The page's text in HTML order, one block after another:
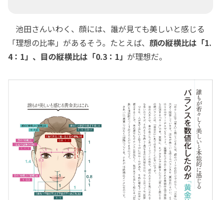
池田さんいわく、顔には、誰が見ても美しいと感じる
「理想の比率」があるそう。たとえば、 顔の縦横比は「1.
4：1」、目の縦横比は「0.3：1」 が理想だ。